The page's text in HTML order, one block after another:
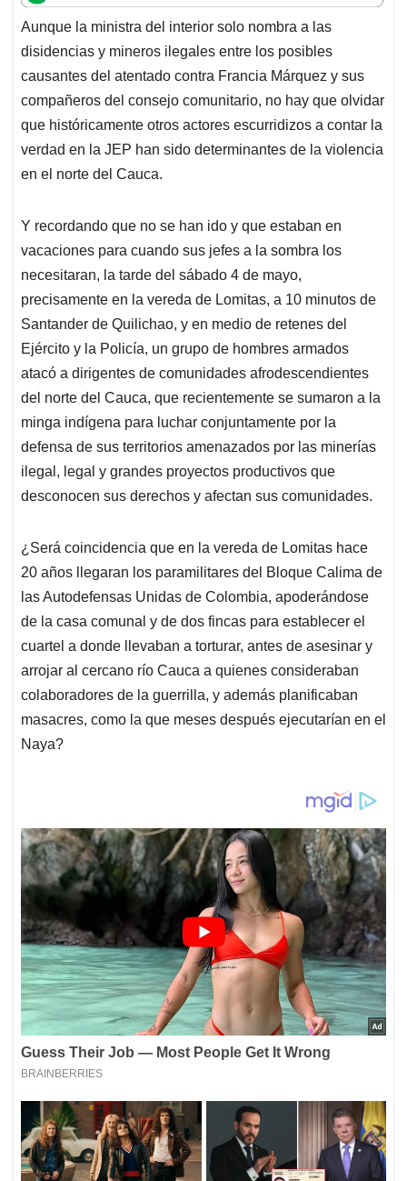
t
s
A
p
p
e
b
o
o
k
k
e
d
I
n
i
l
e
a
d
s
Aunque la ministra del interior solo nombra a las
disidencias y mineros ilegales entre los posibles
causantes del atentado contra Francia Márquez y sus
compañeros del consejo comunitario, no hay que olvidar
que históricamente otros actores escurridizos a contar la
verdad en la JEP han sido determinantes de la violencia
en el norte del Cauca.
Y recordando que no se han ido y que estaban en
vacaciones para cuando sus jefes a la sombra los
necesitaran, la tarde del sábado 4 de mayo,
precisamente en la vereda de Lomitas, a 10 minutos de
Santander de Quilichao, y en medio de retenes del
Ejército y la Policía, un grupo de hombres armados
atacó a dirigentes de comunidades afrodescendientes
del norte del Cauca, que recientemente se sumaron a la
minga indígena para luchar conjuntamente por la
defensa de sus territorios amenazados por las minerías
ilegal, legal y grandes proyectos productivos que
desconocen sus derechos y afectan sus comunidades.
¿Será coincidencia que en la vereda de Lomitas hace
20 años llegaran los paramilitares del Bloque Calima de
las Autodefensas Unidas de Colombia, apoderándose
de la casa comunal y de dos fincas para establecer el
cuartel a donde llevaban a torturar, antes de asesinar y
arrojar al cercano río Cauca a quienes consideraban
colaboradores de la guerrilla, y además planificaban
masacres, como la que meses después ejecutarían en el
Naya?